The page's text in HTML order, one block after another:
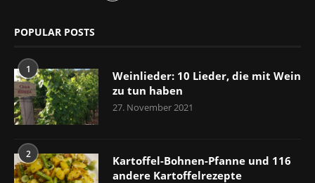
POPULAR POSTS
1
Weinlieder: 10 Lieder, die mit Wein
zu tun haben
27. November 2021
2
Kartoffel-Bohnen-Pfanne und 116
andere Kartoffelrezepte